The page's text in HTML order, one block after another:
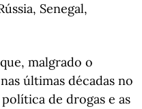
Senegal,
malgrado o
últimas décadas no
de drogas e as